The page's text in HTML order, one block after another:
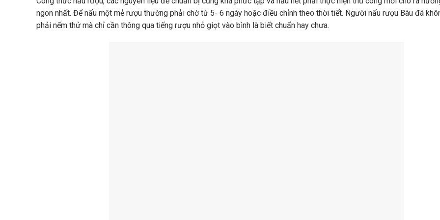
ngon nhất. Để nấu một mẻ rượu thường phải chờ từ 5- 6 ngày hoặc điều chỉnh theo thời tiết. Người nấu rượu Bàu đá
phải nếm thử mà chỉ cần thông qua tiếng rượu nhỏ giọt vào bình là biết chuẩn hay chưa.